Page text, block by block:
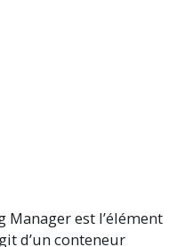
Manager est l’élément
d’un conteneur